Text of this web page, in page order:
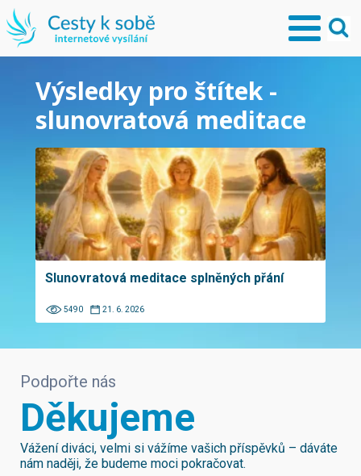
Výsledky pro štítek -
slunovratová meditace
Slunovratová meditace splněných přání
5490 21. 6. 2026
Podpořte nás
Děkujeme
Vážení diváci, velmi si vážíme vašich příspěvků – dáváte
nám naději, že budeme moci pokračovat.